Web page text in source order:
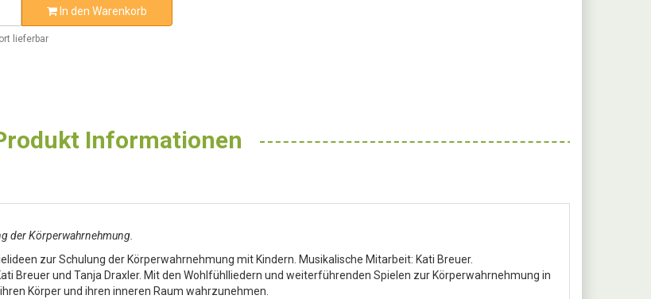
In den Warenkorb
lieferbar
Informationen
der Körperwahrnehmung.
zur Schulung der Körperwahrnehmung mit Kindern. Musikalische Mitarbeit: Kati Breuer.
Breuer und Tanja Draxler. Mit den Wohlfühlliedern und weiterführenden Spielen zur Körperwahrnehmung in
Körper und ihren inneren Raum wahrzunehmen.